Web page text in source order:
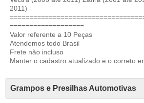
2011)
===================
Valor referente a 10 Peças
Atendemos todo Brasil
Frete não incluso
Manter o cadastro atualizado e o correto
Grampos e Presilhas Automotivas